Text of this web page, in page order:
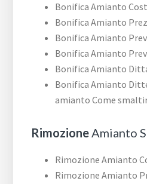
Bonifica Amianto
Bonifica Amianto
Bonifica Amianto
Bonifica Amianto
Bonifica Amianto
Bonifica Amianto
amianto Come
RimozioneAmianto
Rimozione Amianto
Rimozione Amianto